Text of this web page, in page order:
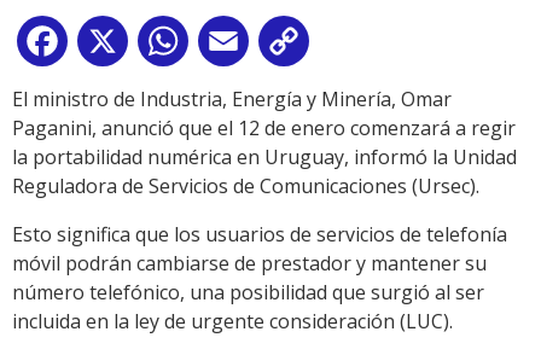
Facebook
X WhatsApp
Email
Link
El ministro de Industria, Energía y Minería, Omar
Paganini, anunció que el 12 de enero comenzará a regir
la portabilidad numérica en Uruguay, informó la Unidad
Reguladora de Servicios de Comunicaciones (Ursec).
Esto significa que los usuarios de servicios de telefonía
móvil podrán cambiarse de prestador y mantener su
número telefónico, una posibilidad que surgió al ser
incluida en la ley de urgente consideración (LUC).